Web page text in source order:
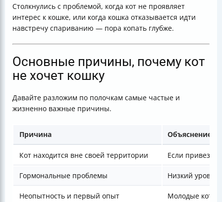
Столкнулись с проблемой, когда кот не проявляет
интерес к кошке, или когда кошка отказывается идти
навстречу спариванию — пора копать глубже.
Основные причины, почему кот
не хочет кошку
Давайте разложим по полочкам самые частые и
жизненно важные причины.
Причина Объяснение и
Кот находится вне своей территории Если привезти
Гормональные проблемы Низкий
Неопытность и первый опыт Молодые коты